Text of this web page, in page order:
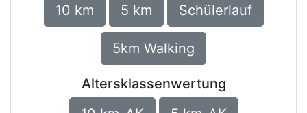
10 km
5 km Schülerlauf
5km Walking
Altersklassenwertung